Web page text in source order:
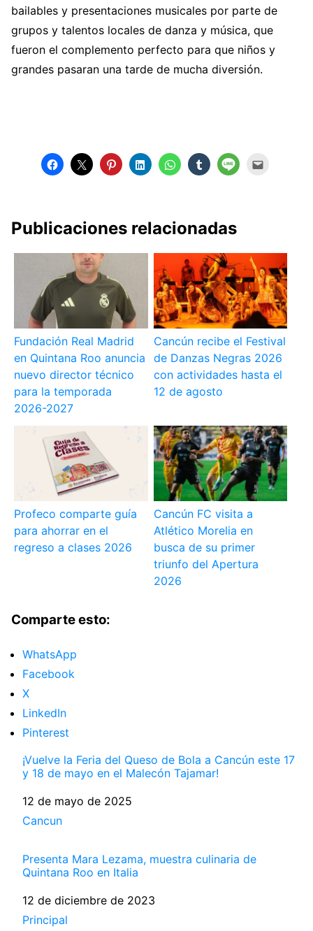
bailables y presentaciones musicales por parte de
grupos y talentos locales de danza y música, que
fueron el complemento perfecto para que niños y
grandes pasaran una tarde de mucha diversión.
Publicaciones relacionadas
Fundación Real Madrid
en Quintana Roo anuncia
nuevo director técnico
para la temporada
2026-2027
Cancún recibe el Festival
de Danzas Negras 2026
con actividades hasta el
12 de agosto
Profeco comparte guía
para ahorrar en el
regreso a clases 2026
Cancún FC visita a
Atlético Morelia en
busca de su primer
triunfo del Apertura
2026
Comparte esto:
WhatsApp
Facebook
X
LinkedIn
Pinterest
¡Vuelve la Feria del Queso de Bola a Cancún este 17
y 18 de mayo en el Malecón Tajamar!
Fecha
12 de mayo de 2025
Respecto a
Cancun
Presenta Mara Lezama, muestra culinaria de
Quintana Roo en Italia
Fecha
12 de diciembre de 2023
Respecto a
Principal